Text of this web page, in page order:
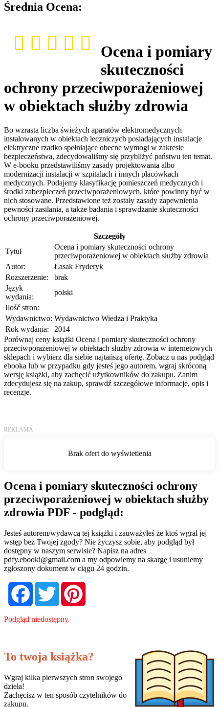
Średnia Ocena:
Ocena i pomiary
skuteczności
ochrony przeciwporażeniowej
w obiektach służby zdrowia
Bo wzrasta liczba świeżych aparatów elektromedycznych
instalowanych w obiektach leczniczych posiadających instalacje
elektryczne rzadko spełniające obecne wymogi w zakresie
bezpieczeństwa, zdecydowaliśmy się przybliżyć państwu ten temat.
W e-booku przedstawiliśmy zasady projektowania albo
modernizacji instalacji w szpitalach i innych placówkach
medycznych. Podajemy klasyfikację pomieszczeń medycznych i
środki zabezpieczeń przeciwporażeniowych, które powinny być w
nich stosowane. Przedstawione też zostały zasady zapewnienia
pewności zasilania, a także badania i sprawdzanie skuteczności
ochrony przeciwporażeniowej.
Szczegóły
Tytuł
Ocena i pomiary skuteczności ochrony
przeciwporażeniowej w obiektach służby zdrowia
Autor:
Łasak Fryderyk
Rozszerzenie:
brak
Język
wydania:
polski
Ilość stron:
Wydawnictwo: Wydawnictwo Wiedza i Praktyka
Rok wydania:
2014
Porównaj ceny książki Ocena i pomiary skuteczności ochrony
przeciwporażeniowej w obiektach służby zdrowia w internetowych
sklepach i wybierz dla siebie najtańszą ofertę. Zobacz u nas podgląd
ebooka lub w przypadku gdy jesteś jego autorem, wgraj skróconą
wersję książki, aby zachęcić użytkowników do zakupu. Zanim
zdecydujesz się na zakup, sprawdź szczegółowe informacje, opis i
recenzje.
Ocena i pomiary skuteczności ochrony
przeciwporażeniowej w obiektach służby
zdrowia PDF - podgląd:
Jesteś autorem/wydawcą tej książki i zauważyłeś że ktoś wgrał jej
wstęp bez Twojej zgody? Nie życzysz sobie, aby podgląd był
dostępny w naszym serwisie? Napisz na adres
pdfy.ebooki@gmail.com a my odpowiemy na skargę i usuniemy
zgłoszony dokument w ciągu 24 godzin.
FacebookTwitter
Podgląd niedostępny.
To twoja książka?
Wgraj kilka pierwszych stron swojego
dzieła!
Zachęcisz w ten sposób czytelników do
zakupu.